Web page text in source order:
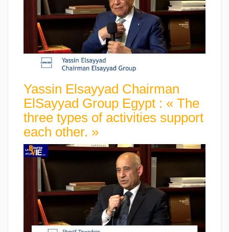
Yassin Elsayyad Chairman
ElSayyad Group Egypt : « The
three types of activities support
each other. »